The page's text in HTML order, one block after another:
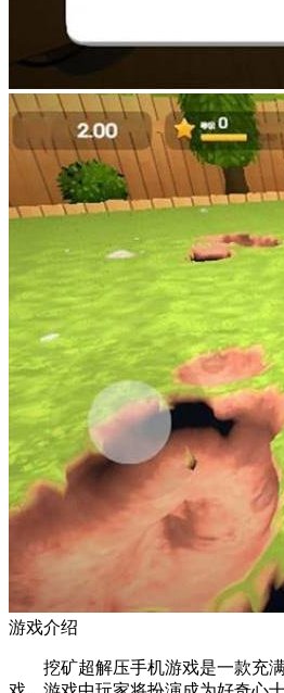
游戏介绍
挖矿超解压手机游戏是一款充满